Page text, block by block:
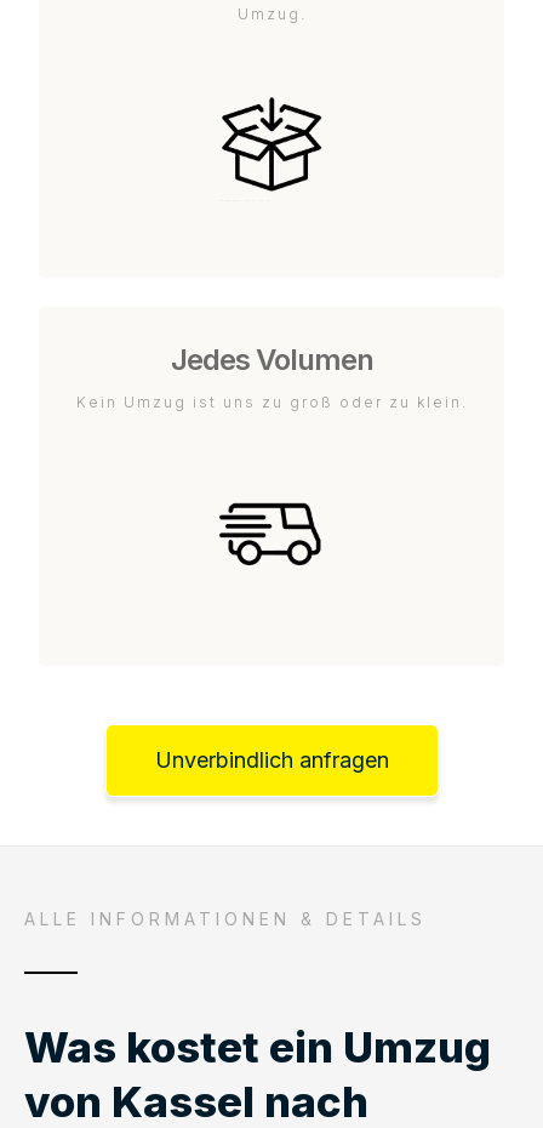
Umzug.
Jedes Volumen
Kein Umzug ist uns zu groß oder zu klein.
Unverbindlich anfragen
ALLE INFORMATIONEN & DETAILS
Was kostet ein Umzug
von Kassel nach